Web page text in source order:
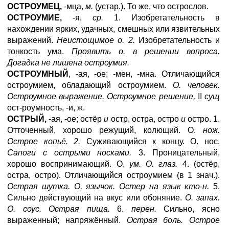
ОСТРОУМЕЦ, -мца, м. (устар.). То же, что острослов.
ОСТРОУМИЕ, -я, ср. 1. Изобретательность в
нахождении ярких, удачных, смешных или язвительных
выражений.Неистощимое о. 2. Изобретательность и
тонкость ума. Проявить о. в решении вопроса.
Догадка не лишена остроумия.
ОСТРОУМНЫЙ , -ая, -ое; -мен, -мна. Отличающийся
остроумием, обладающий остроумием. О. человек.
Остроумное выражение. Остроумное решение,
сущ
ост-роумность, -и, ж.
ОСТРЫЙ, -ая, -ое; остёри остр, остра, остро иостро. 1.
Отточенный, хорошо режущий, колющий. О. нож.
Острое копьё. 2. Суживающийся к концу. О. нос.
Сапоги с острыми носками. 3. Проницательный,
хорошо воспринимающий. О. ум. О. глаз. 4. (остёр,
остра, остро). Отличающийся остроумием (в 1 знач.).
Острая шутка. О. язычок. Остер на язык кто-н. 5.
Сильно действующий на вкус или обоняние. О. запах.
О. соус. Острая пища. 6. перен.Сильно, ясно
выраженный; напряжённый. Острая боль. Острое